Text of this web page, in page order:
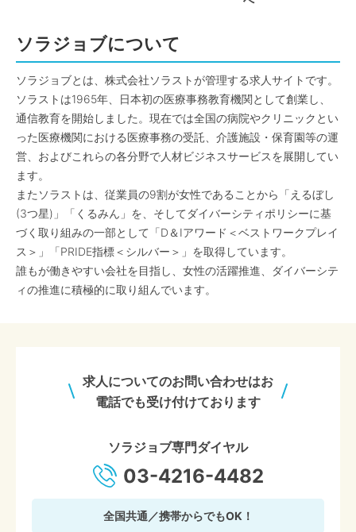
ソラジョブについて
ソラジョブとは、株式会社ソラストが管理する求人サイトです。
ソラストは1965年、日本初の医療事務教育機関として創業し、
通信教育を開始しました。現在では全国の病院やクリニックとい
った医療機関における医療事務の受託、介護施設・保育園等の運
営、およびこれらの各分野で人材ビジネスサービスを展開してい
ます。
またソラストは、従業員の9割が女性であることから「えるぼし
(3つ星)」「くるみん」を、そしてダイバーシティポリシーに基
づく取り組みの一部として「D＆Iアワード＜ベストワークプレイ
ス＞」「PRIDE指標＜シルバー＞」を取得しています。
誰もが働きやすい会社を目指し、女性の活躍推進、ダイバーシテ
ィの推進に積極的に取り組んでいます。
求人についてのお問い合わせはお
電話でも受け付けております
ソラジョブ専門ダイヤル
03-4216-4482
全国共通／携帯からでもOK！